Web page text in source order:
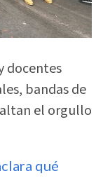
docentes
bandas de
el orgullo
qué